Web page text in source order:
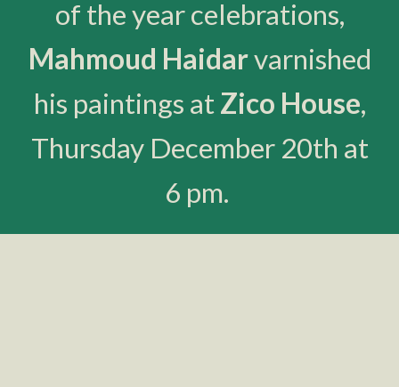
of the year celebrations,
Mahmoud Haidarvarnished
his paintings atZico House,
Thursday December 20th at
6 pm.